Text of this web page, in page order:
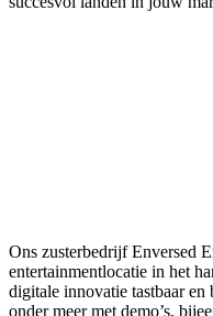
Ons zusterbedrijf Enversed
entertainmentlocatie in het
digitale innovatie tastbaar
onder meer met demo’s,